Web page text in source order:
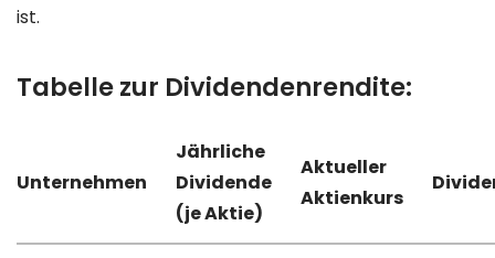
ist.
Tabelle zur Dividendenrendite:
Unternehmen
Jährliche
Dividende
(je Aktie)
Aktueller
Aktienkurs